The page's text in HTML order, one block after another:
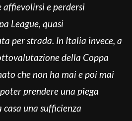
affievolirsi e perdersi
League, quasi
per strada. In Italia invece, a
della Coppa
che non ha mai e poi mai
prendere una piega
una sufficienza